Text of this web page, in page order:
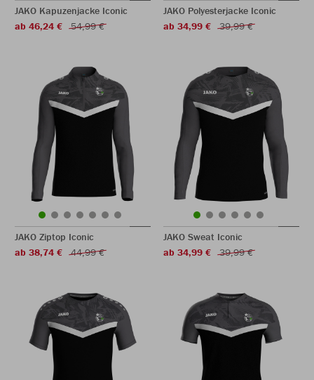
JAKO Kapuzenjacke Iconic
ab 46,24 €
54,99 €
JAKO Polyesterjacke Iconic
ab 34,99 €
39,99 €
JAKO Ziptop Iconic
ab 38,74 €
44,99 €
JAKO Sweat Iconic
ab 34,99 €
39,99 €